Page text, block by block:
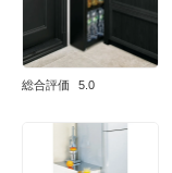
総合評価 5.0